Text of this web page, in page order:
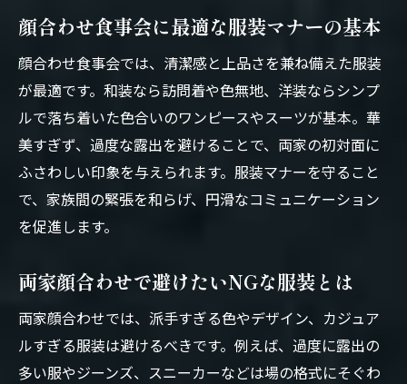
顔合わせ食事会に最適な服装マナーの基本
顔合わせ食事会では、清潔感と上品さを兼ね備えた服装
が最適です。和装なら訪問着や色無地、洋装ならシンプ
ルで落ち着いた色合いのワンピースやスーツが基本。華
美すぎず、過度な露出を避けることで、両家の初対面に
ふさわしい印象を与えられます。服装マナーを守ること
で、家族間の緊張を和らげ、円滑なコミュニケーション
を促進します。
両家顔合わせで避けたいNGな服装とは
両家顔合わせでは、派手すぎる色やデザイン、カジュア
ルすぎる服装は避けるべきです。例えば、過度に露出の
多い服やジーンズ、スニーカーなどは場の格式にそぐわ